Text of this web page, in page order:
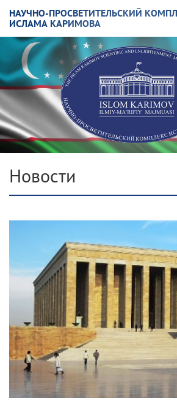
НАУЧНО-ПРОСВЕТИТЕЛЬСКИЙ
ИСЛАМА КАРИМОВА
Новости